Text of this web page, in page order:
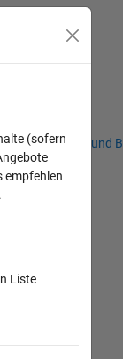
Studierende und
(sofern
empfehlen
.
Liste